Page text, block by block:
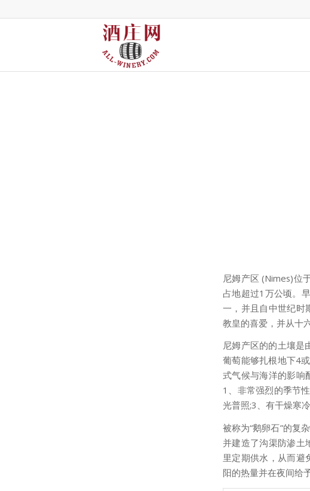
尼姆产区 (Nimes)位
占地超过1万公顷。
一，并且自中世纪时
教皇的喜爱，并从十
尼姆产区的的土壤是
葡萄能够扎根地下4
式气候与海洋的影响
1、非常强烈的季节
光普照;3、有干燥寒
被称为“鹅卵石”的复
并建造了沟渠防渗土
里定期供水，从而避
阳的热量并在夜间给